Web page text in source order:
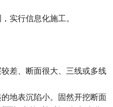
实行信息化施工。
差、断面很大、三线或多线
地表沉陷小。固然开挖断面